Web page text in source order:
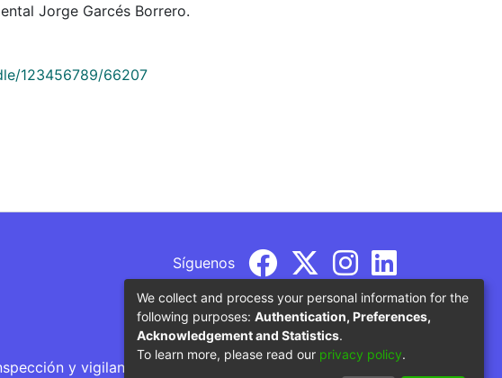
Jorge Garcés Borrero.
123456789/66207
Síguenos
y vigilancia por parte del Ministerio de Educación
We collect and process your personal information for the
following purposes: Authentication, Preferences,
Acknowledgement and Statistics.
To learn more, please read our privacy policy.